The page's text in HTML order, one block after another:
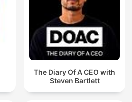
The Diary Of A CEO with
Steven Bartlett